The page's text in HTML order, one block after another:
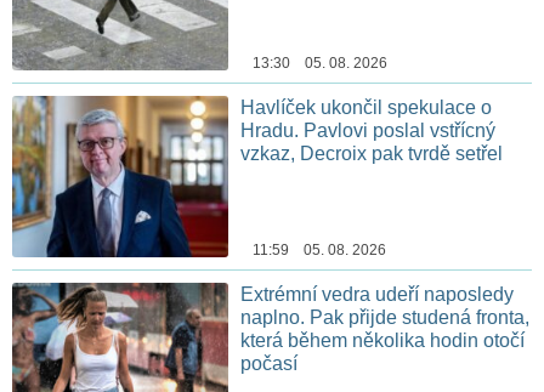
13:30 05. 08. 2026
Havlíček ukončil spekulace o
Hradu. Pavlovi poslal vstřícný
vzkaz, Decroix pak tvrdě setřel
11:59 05. 08. 2026
Extrémní vedra udeří naposledy
naplno. Pak přijde studená fronta,
která během několika hodin otočí
počasí